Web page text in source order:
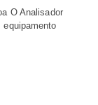
O Analisador